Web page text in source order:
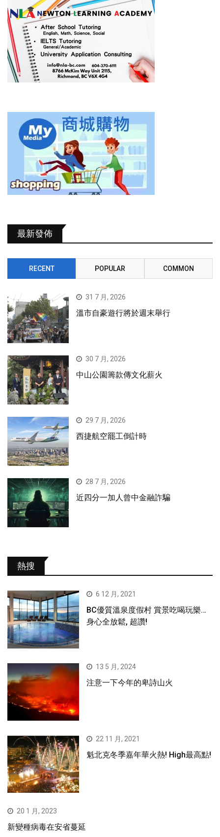
最新發佈
RECENT POPULAR COMMON
31 7 月, 2026
溫市自豪遊行將於週末舉行
30 7 月, 2026
中山公園籌款傳文化薪火
29 7 月, 2026
西捷航空罷工倒計時
28 7 月, 2026
近四分一加人曾中金融詐騙
熱搜
6 12 月, 2021
BC優質溫泉度假村 賞景吃喝玩樂…
身心全放鬆, 超讚!
13 5 月, 2024
注意一下今年的卑詩山火
22 11 月, 2021
魁北克冬季嘉年華火熱! High最高點!
20 1 月, 2023
新變種病毒在安省蔓延